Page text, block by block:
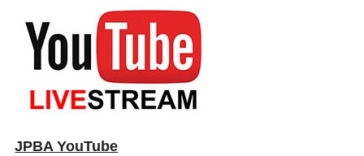
JPBA YouTube